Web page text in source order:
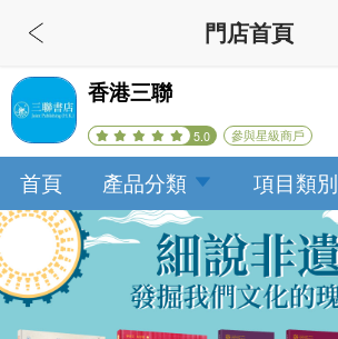
香港三聯
5.0 參與星級商戶
首頁 產品分類 項目類別
門店首頁